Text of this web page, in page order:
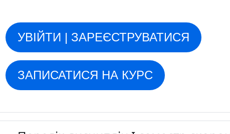
УВІЙТИ | ЗАРЕЄСТРУВАТИСЯ
ЗАПИСАТИСЯ НА КУРС